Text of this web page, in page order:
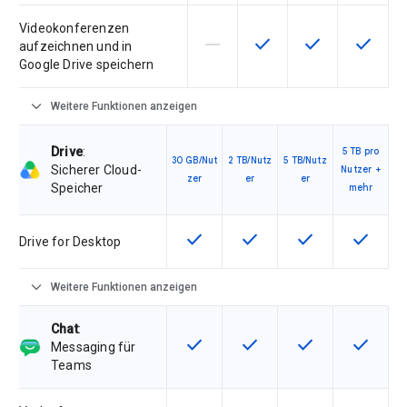
Videokonferenzen
aufzeichnen und in
Google Drive speichern
Diese Funktion ist für die
horizontal_rule Diese Funktion ist für
check Diese Funktion
check Diese
check
expand_more Weitere Funktionen anzeigen
Drive:
Sicherer Cloud-
Speicher
30 GB/Nut
zer
2 TB/Nutz
er
5 TB/Nutz
er
5 TB pro
Nutzer +
mehr
Drive for Desktop Diese Funktion ist für die
check Diese Funktion ist für die
check Diese Funktion
check Diese
check
expand_more Weitere Funktionen anzeigen
Chat:
Messaging für
Teams
Diese Funktion ist für die
check Diese Funktion ist für die
check Diese Funktion
check Diese
check